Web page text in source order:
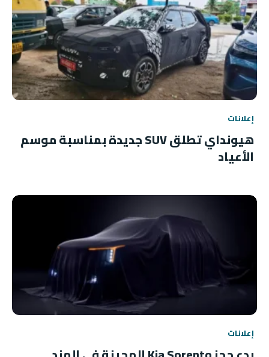
إعلانات
هيونداي تطلق SUV جديدة بمناسبة موسم
الأعياد
إعلانات